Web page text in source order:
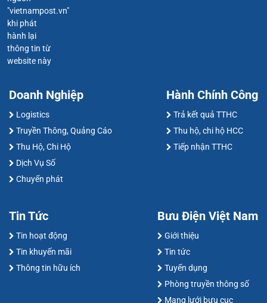
"vietnampost.vn"
khi phát
hành lại
thông tin từ
website này
Doanh Nghiệp
Logistics
Truyền Thông, Quảng Cáo
Thu Hộ, Chi Hộ
Dịch Vụ Số
Chuyển phát
Hành Chính Công
Trả kết quả TTHC
Thu hộ, chi hộ HCC
Tiếp nhận TTHC
Tin Tức
Tin hoạt động
Tin khuyến mãi
Thông tin hữu ích
Bưu Điện Việt Nam
Giới thiệu
Tin tức
Tuyển dụng
Phòng truyền thông số
Mạng lưới bưu cục